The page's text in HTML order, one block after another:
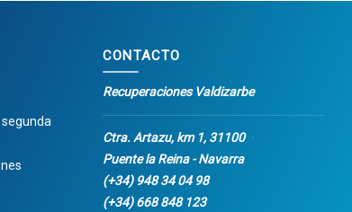
CONTACTO
Recuperaciones Valdizarbe
Ctra. Artazu, km 1, 31100
Puente la Reina - Navarra
(+34) 948 34 04 98
(+34) 668 848 123